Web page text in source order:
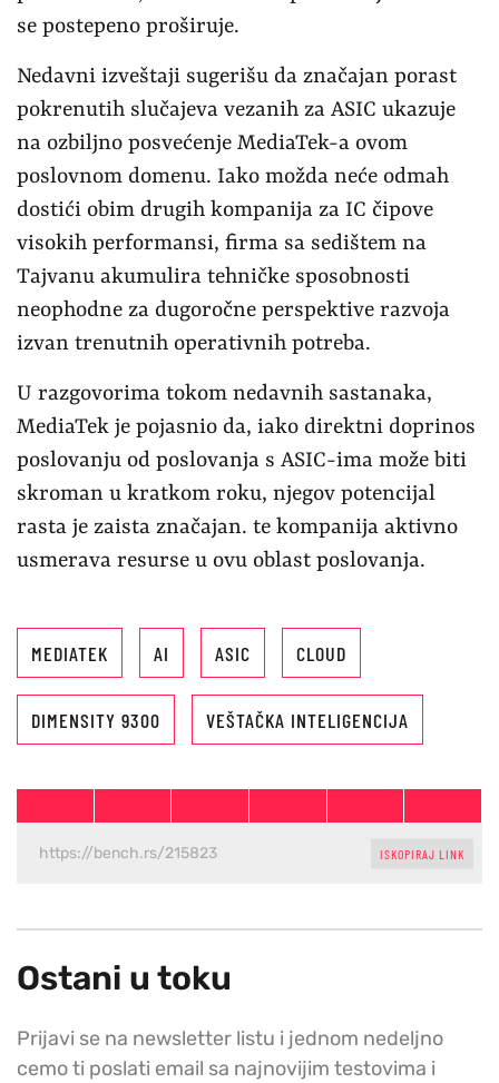
se postepeno proširuje.
Nedavni izveštaji sugerišu da značajan porast
pokrenutih slučajeva vezanih za ASIC ukazuje
na ozbiljno posvećenje MediaTek-a ovom
poslovnom domenu. Iako možda neće odmah
dostići obim drugih kompanija za IC čipove
visokih performansi, firma sa sedištem na
Tajvanu akumulira tehničke sposobnosti
neophodne za dugoročne perspektive razvoja
izvan trenutnih operativnih potreba.
U razgovorima tokom nedavnih sastanaka,
MediaTek je pojasnio da, iako direktni doprinos
poslovanju od poslovanja s ASIC-ima može biti
skroman u kratkom roku, njegov potencijal
rasta je zaista značajan. te kompanija aktivno
usmerava resurse u ovu oblast poslovanja.
MEDIATEK AI ASIC CLOUD
DIMENSITY 9300 VEŠTAČKA INTELIGENCIJA
ISKOPIRAJ LINK
Ostani u toku
Prijavi se na newsletter listu i jednom nedeljno
cemo ti poslati email sa najnovijim testovima i